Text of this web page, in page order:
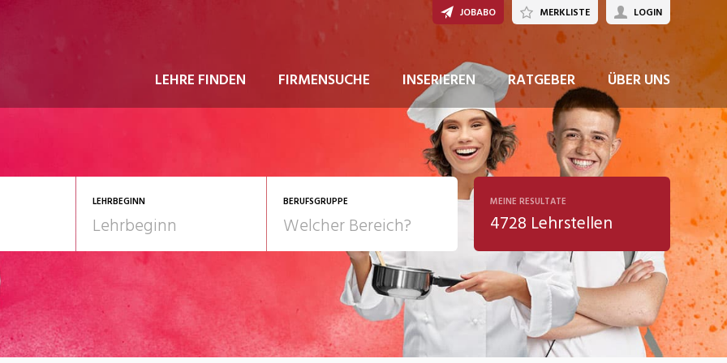
LEHRE FINDEN FIRMENSUCHE INSERIEREN RATGEBER ÜBER UNS
JOBABO MERKLISTE LOGIN
LEHRBEGINN BERUFSGRUPPE
Gesundheit/Pflege/Soziales
Telco
Kultur
MEINE RESULTATE
4728 Lehrstellen
JETZT BEWERBEN